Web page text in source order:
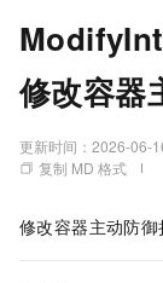
修改容器
更新时间： 2026-06-
复制 MD 格式
修改容器主动防御